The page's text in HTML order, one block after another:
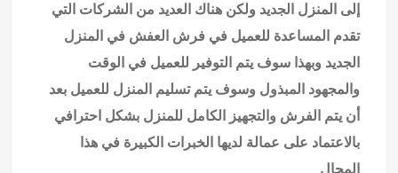
إلى المنزل الجديد ولكن هناك العديد من الشركات التي
تقدم المساعدة للعميل في فرش العفش في المنزل
الجديد وبهذا سوف يتم التوفير للعميل في الوقت
والمجهود المبذول وسوف يتم تسليم المنزل للعميل بعد
أن يتم الفرش والتجهيز الكامل للمنزل بشكل احترافي
بالاعتماد على عمالة لديها الخبرات الكبيرة في هذا
المجال